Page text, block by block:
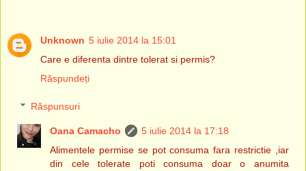
Unknown 5 iulie 2014 la 15:01
Care e diferenta dintre tolerat si permis?
Răspundeți
Răspunsuri
Oana Camacho
5 iulie 2014 la 17:18
Alimentele permise se pot consuma fara restrictie ,iar
din cele tolerate poti consuma doar o anumita